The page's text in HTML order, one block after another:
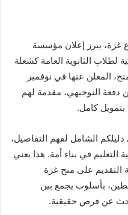
غزة، يبرز إعلان مؤسسة
لطلاب الثانوية العامة كشعلة
المعلن عنها في نوفمبر
دفعة التوجيهي، مقدمة لهم
كامل.
الشامل لفهم التفاصيل،
في بناء أمة. هذا يعني
التقديم على منح غزة
بأسلوب يجمع بين
يبحث عن فرص حقيقية.